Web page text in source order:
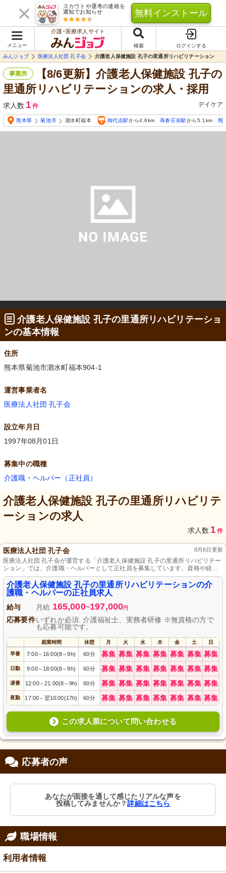
スカウトや選考の連絡を
通知でお知らせ
無料インストール
メニュー
介護･医療求人サイト
検索
ログインする
みんジョブ
医療法人社団 孔子会 介護老人保健施設 孔子の里通所リハビリテーション
事業所
【8/6更新】介護老人保健施設 孔子の
里通所リハビリテーションの求人・採用
求人数 1 件 デイケア
熊本県 菊池市 泗水町福本 御代志駅から4.6km 再春荘前駅から5.1km 熊
介護老人保健施設 孔子の里通所リハビリテーショ
ンの基本情報
住所
熊本県菊池市泗水町福本904-1
運営事業者名
医療法人社団 孔子会
設立年月日
1997年08月01日
募集中の職種
介護職・ヘルパー（正社員）
介護老人保健施設 孔子の里通所リハビリテ
ーションの求人
求人数 1 件
医療法人社団 孔子会 8月6日更新
医療法人社団 孔子会が運営する「介護老人保健施設 孔子の里通所リハビリテー
ション」では、介護職・ヘルパーとして正社員を募集しています。資格や経験
は不問で、初心者の方も大歓迎です。地域に密着した医療と介護サービスを提
供するチームの一員として、安心と笑顔を届けるお仕事に一緒に取り組みませ
んか。充実した研修制度とサポート体制で、あなたの成長を全力で応援しま
す。まずはお気軽にご応募ください。
介護老人保健施設 孔子の里通所リハビリテーションの介
護職・ヘルパーの正社員求人
給与 月給 165,000~197,000円
応募要件いずれか必須: 介護福祉士、実務者研修 ※無資格の方で
も応募可能です。
就業時間 休憩 月 火 水 木 金 土 日
早番 7:00～ 16:00(8～9h) 60分 募集 募集 募集 募集 募集 募集 募集
日勤 9:00～ 18:00(8～9h) 60分 募集 募集 募集 募集 募集 募集 募集
遅番 12:00～21:00(8～ 9h) 60分 募集 募集 募集 募集 募集 募集 募集
夜勤 17:00～ 翌10:00(17h) 60分 募集 募集 募集 募集 募集 募集 募集
この求人票について問い合わせる
応募者の声
あなたが面接を通して感じたリアルな声を
投稿してみませんか？詳細はこちら
職場情報
利用者情報